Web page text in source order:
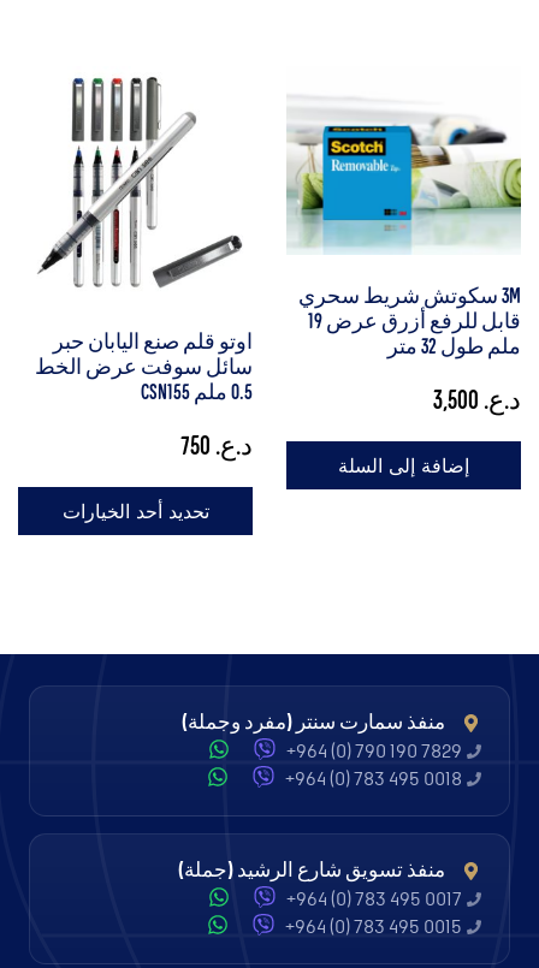
3M سكوتش شريط سحري
قابل للرفع أزرق عرض 19
ملم طول 32 متر
د.ع.
إضافة إلى السلة
اوتو قلم صنع اليابان حبر
سائل سوفت عرض الخط
0.5 ملم CSN155
د.ع.
تحديد أحد الخيارات
منفذ سمارت سنتر (مفرد وجملة)
+964 (0) 790 190 7829
+964 (0) 783 495 0018
منفذ تسويق شارع الرشيد (جملة)
+964 (0) 783 495 0017
+964 (0) 783 495 0015